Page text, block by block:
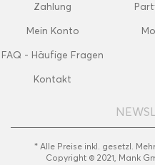
Zahlung
Mein Konto
FAQ - Häufige Fragen
Kontakt
* Alle Preise inkl. gesetzl.
Copyright © 2021, Mank